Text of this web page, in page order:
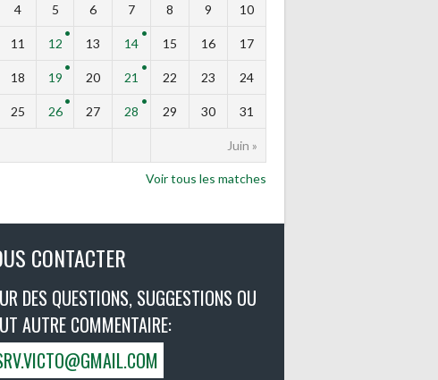
Juin »
4 5 6 7 8 9 10
11 12 13 14 15 16 17
18 19 20 21 22 23 24
25 26 27 28 29 30 31
Voir tous les matches
CONTACTER
DES QUESTIONS, SUGGESTIONS OU
AUTRE COMMENTAIRE: